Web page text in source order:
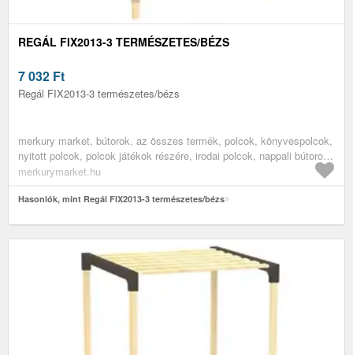
REGÁL FIX2013-3 TERMÉSZETES/BÉZS
7 032 Ft
Regál FIX2013-3 természetes/bézs
merkury market, bútorok, az összes termék, polcok, könyvespolcok,
nyitott polcok, polcok játékok részére, irodai polcok, nappali bútorok,
vitrines szekrények, irodabútorok, könyves polcok
merkurymarket.hu
Hasonlók, mint Regál FIX2013-3 természetes/bézs